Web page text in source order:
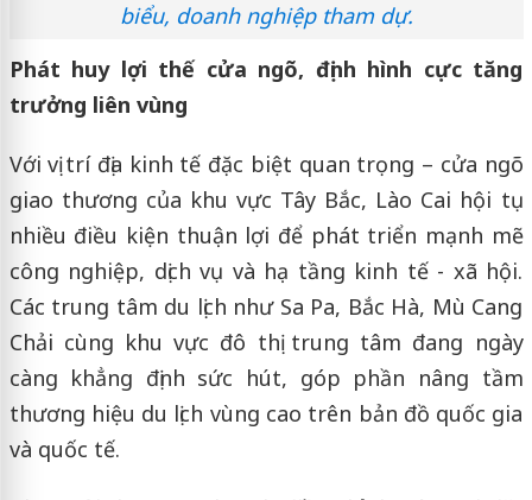
biểu, doanh nghiệp tham dự.
Phát huy lợi thế cửa ngõ, định hình cực tăng
trưởng liên vùng
Với vị trí địa kinh tế đặc biệt quan trọng – cửa ngõ
giao thương của khu vực Tây Bắc, Lào Cai hội tụ
nhiều điều kiện thuận lợi để phát triển mạnh mẽ
công nghiệp, dịch vụ và hạ tầng kinh tế - xã hội.
Các trung tâm du lịch như Sa Pa, Bắc Hà, Mù Cang
Chải cùng khu vực đô thị trung tâm đang ngày
càng khẳng định sức hút, góp phần nâng tầm
thương hiệu du lịch vùng cao trên bản đồ quốc gia
và quốc tế.